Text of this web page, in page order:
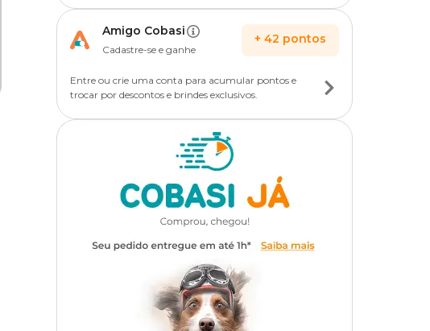
Amigo Cobasi
Cadastre-se e ganhe
+ 42 pontos
Entre ou crie uma conta para acumular pontos e
trocar por descontos e brindes exclusivos.